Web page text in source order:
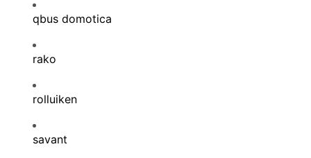
qbus domotica
rako
rolluiken
savant